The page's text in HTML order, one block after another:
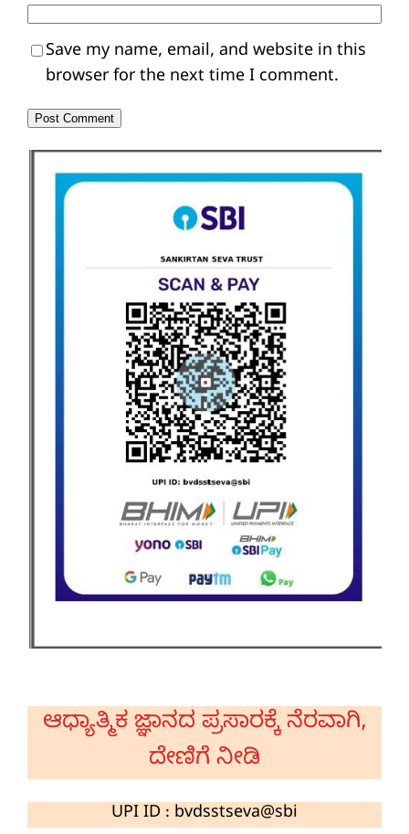
Save my name, email, and website in this
browser for the next time I comment.
ಆಧ್ಯಾತ್ಮಿಕ ಜ್ಞಾನದ ಪ್ರಸಾರಕ್ಕೆ ನೆರವಾಗಿ,
ದೇಣಿಗೆ ನೀಡಿ
UPI ID : bvdsstseva@sbi